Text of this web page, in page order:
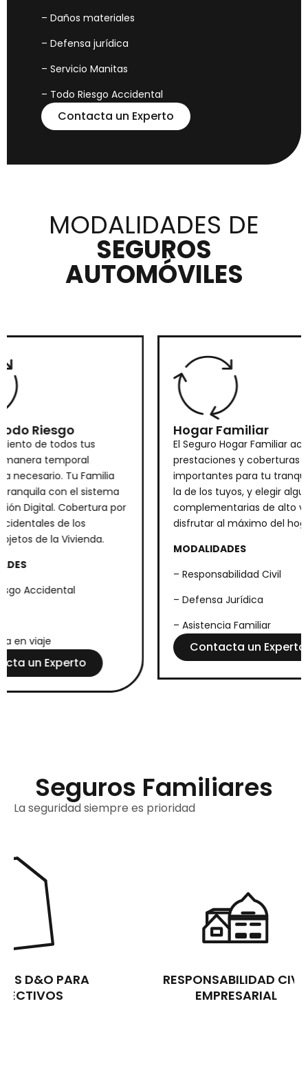
– Daños materiales
– Defensa jurídica
– Servicio Manitas
– Todo Riesgo Accidental
Contacta un Experto
MODALIDADES DE
SEGUROS
AUTOMÓVILES
Hogar Familiar
El Seguro Hogar Familiar
prestaciones y coberturas
importantes para tu
la de los tuyos, y elegir
complementarias de alto
disfrutar al máximo del hogar
MODALIDADES
– Responsabilidad Civil
– Defensa Jurídica
– Asistencia Familiar
Contacta un Experto
Riesgo
de todos tus
temporal
necesario. Tu Familia
con el sistema
Digital. Cobertura por
de los
de la Vivienda.
Accidental
en viaje
un Experto
Seguros Familiares
La seguridad siempre es prioridad
RESPONSABILIDAD CIVIL
EMPRESARIAL
D&O PARA